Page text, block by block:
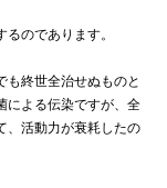
のであります。
終世全治せぬものと
による伝染ですが、全
、活動力が衰耗したの